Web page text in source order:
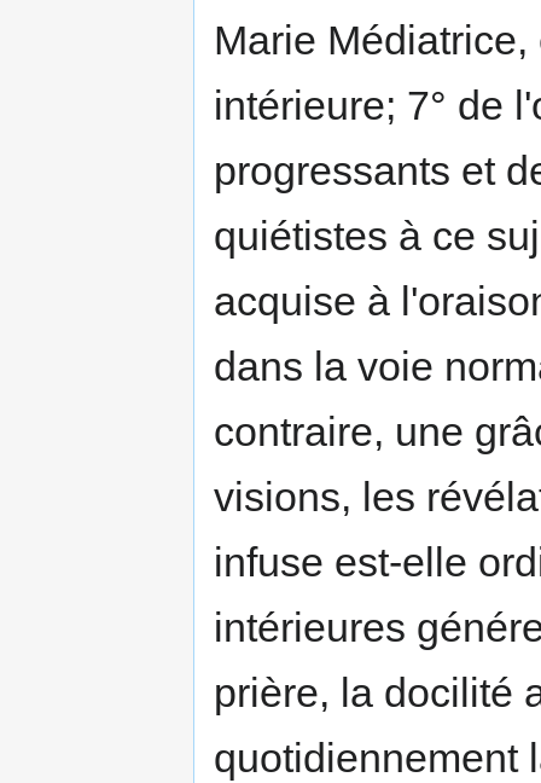
Marie
intérieure; 7° de
progressants et
quiétistes à ce
acquise à
dans la voie
contraire, une
visions, les
infuse est-elle
intérieures
prière, la docilité
quotidiennement